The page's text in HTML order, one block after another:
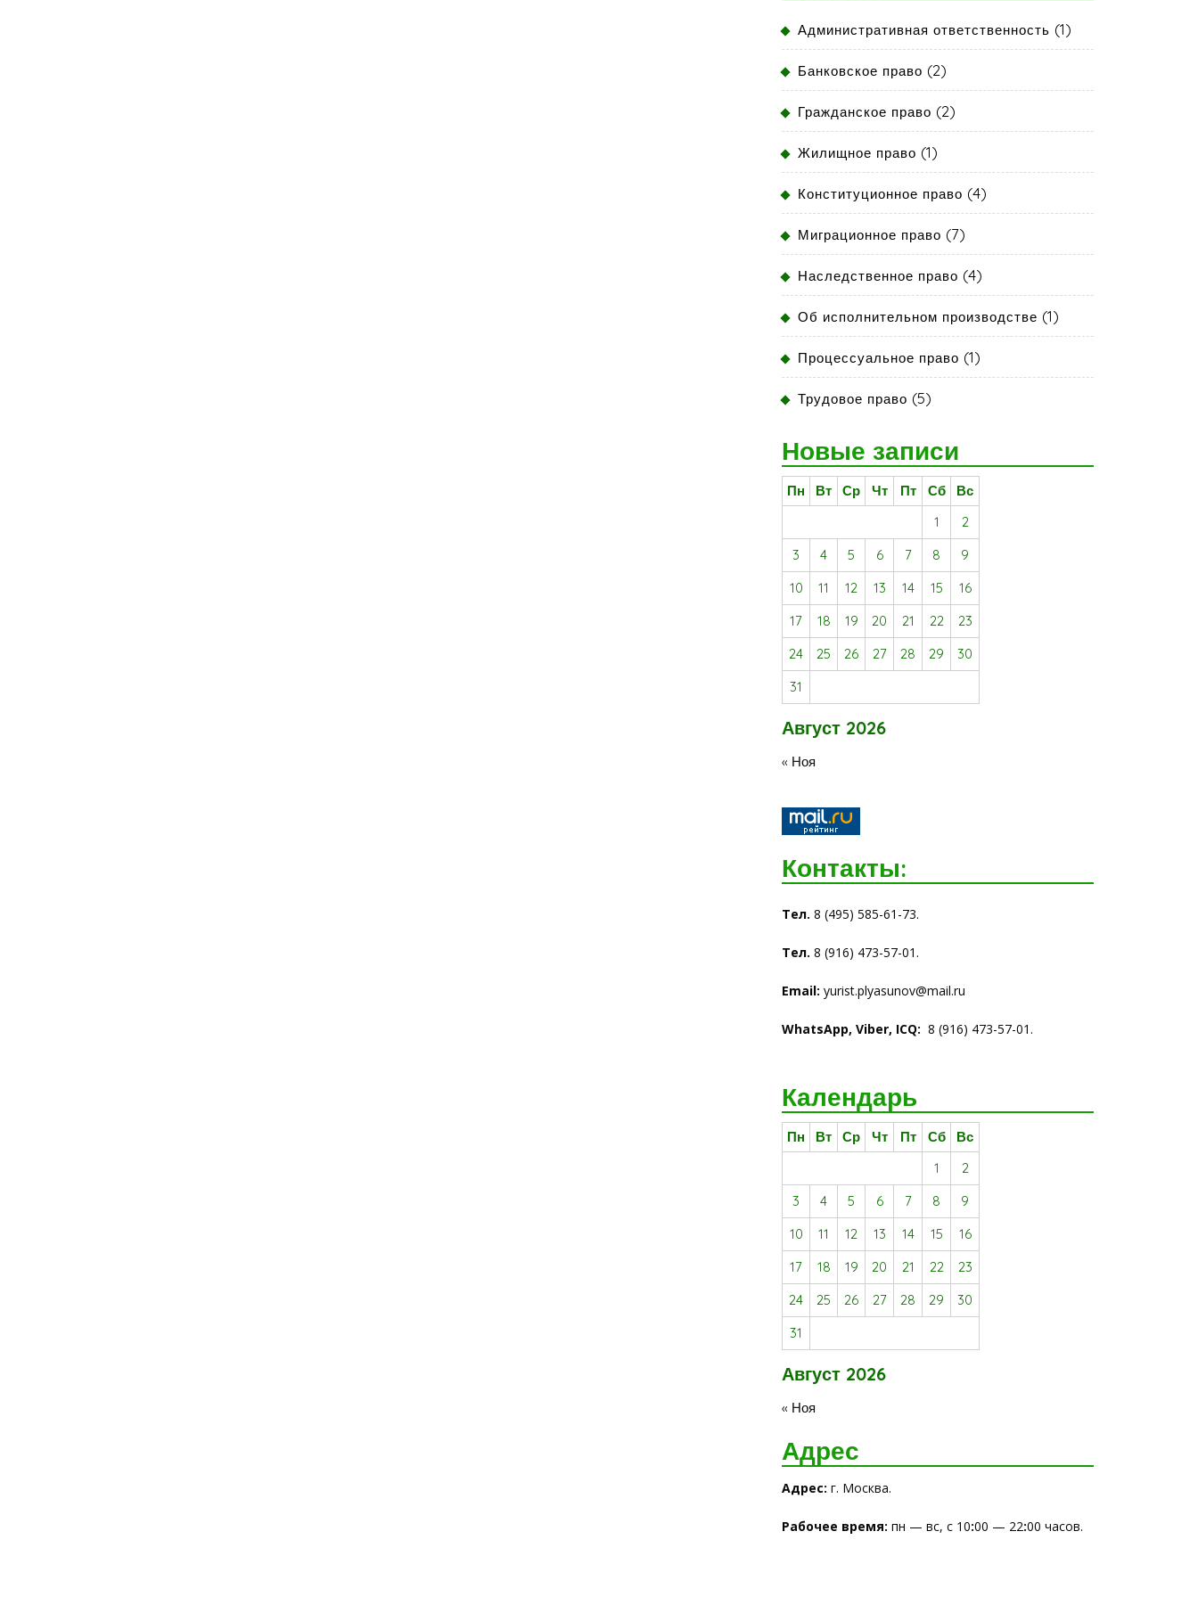
Административная ответственность (1)
Банковское право (2)
Гражданское право (2)
Жилищное право (1)
Конституционное право (4)
Миграционное право (7)
Наследственное право (4)
Об исполнительном производстве (1)
Процессуальное право (1)
Трудовое право (5)
Новые записи
Август 2026
Пн Вт Ср Чт Пт Сб
Вс
1
2
3
4 5 6 7 8
9
10
11 12 13 14 15
16
17
18 19 20 21 22
23
24
25 26 27 28 29
30
31
« Ноя
Контакты:
Тел. 8 (495) 585-61-73.
Тел. 8 (916) 473-57-01.
Email: yurist.plyasunov@mail.ru
WhatsАpp, Viber, ICQ: 8 (916) 473-57-01.
Календарь
Август 2026
Пн Вт Ср Чт Пт Сб
Вс
1
2
3
4 5 6 7 8
9
10
11 12 13 14 15
16
17
18 19 20 21 22
23
24
25 26 27 28 29
30
31
« Ноя
Адрес
Адрес: г. Москва.
Рабочее время: пн — вс, с 10:00 — 22:00 часов.